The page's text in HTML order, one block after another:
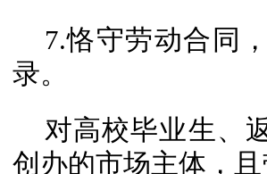
7.恪守劳动合同
录。
对高校毕业生、
创办的市场主体，